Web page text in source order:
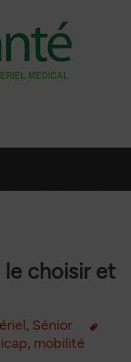
le choisir et
, Sénior
, mobilité